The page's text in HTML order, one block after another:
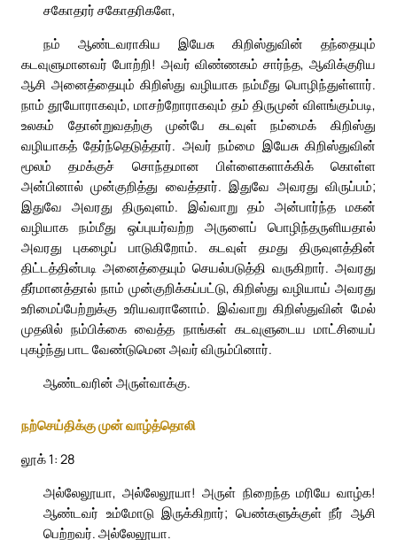
சகோதரர் சகோதரிகளே,
நம் ஆண்டவராகிய இயேசு கிறிஸ்துவின் தந்தையும்
கடவுளுமானவர் போற்றி! அவர் விண்ணகம் சார்ந்த, ஆவிக்குரிய
ஆசி அனைத்தையும் கிறிஸ்து வழியாக நம்மீது பொழிந்துள்ளார்.
நாம் தூயோராகவும், மாசற்றோராகவும் தம் திருமுன் விளங்கும்படி,
உலகம் தோன்றுவதற்கு முன்பே கடவுள் நம்மைக் கிறிஸ்து
வழியாகத் தேர்ந்தெடுத்தார். அவர் நம்மை இயேசு கிறிஸ்துவின்
மூலம் தமக்குச் சொந்தமான பிள்ளைகளாக்கிக் கொள்ள
அன்பினால் முன்குறித்து வைத்தார். இதுவே அவரது விருப்பம்;
இதுவே அவரது திருவுளம். இவ்வாறு தம் அன்பார்ந்த மகன்
வழியாக நம்மீது ஒப்புயர்வற்ற அருளைப் பொழிந்தருளியதால்
அவரது புகழைப் பாடுகிறோம். கடவுள் தமது திருவுளத்தின்
திட்டத்தின்படி அனைத்தையும் செயல்படுத்தி வருகிறார். அவரது
தீர்மானத்தால் நாம் முன்குறிக்கப்பட்டு, கிறிஸ்து வழியாய் அவரது
உரிமைப்பேற்றுக்கு உரியவரானோம். இவ்வாறு கிறிஸ்துவின் மேல்
முதலில் நம்பிக்கை வைத்த நாங்கள் கடவுளுடைய மாட்சியைப்
புகழ்ந்து பாட வேண்டுமென அவர் விரும்பினார்.
ஆண்டவரின் அருள்வாக்கு.
நற்செய்திக்கு முன் வாழ்த்தொலி
லூக் 1: 28
அல்லேலூயா, அல்லேலூயா! அருள் நிறைந்த மரியே வாழ்க!
ஆண்டவர் உம்மோடு இருக்கிறார்; பெண்களுக்குள் நீர் ஆசி
பெற்றவர். அல்லேலூயா.